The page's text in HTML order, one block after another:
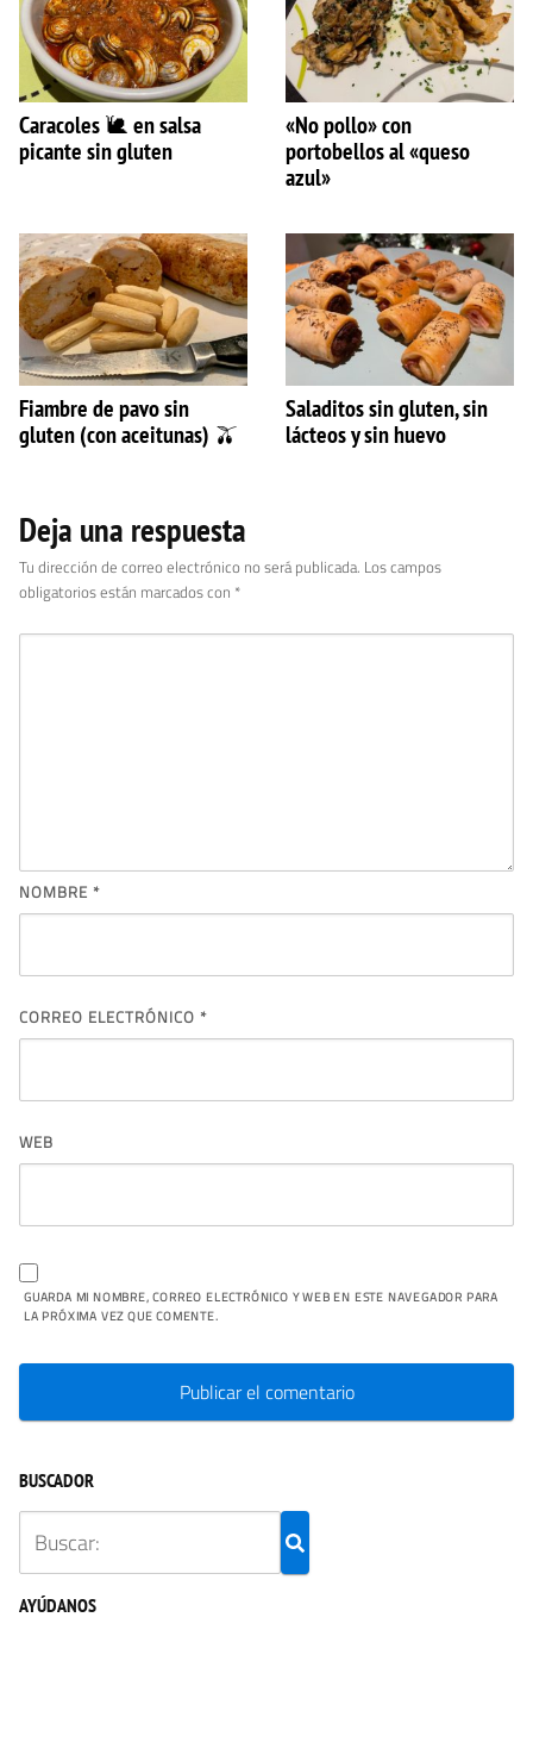
Caracoles 🐌 en salsa
picante sin gluten
«No pollo» con
portobellos al «queso
azul»
Fiambre de pavo sin
gluten (con aceitunas) 🫒
Saladitos sin gluten, sin
lácteos y sin huevo
Deja una respuesta
Tu dirección de correo electrónico no será publicada. Los campos
obligatorios están marcados con *
NOMBRE *
CORREO ELECTRÓNICO *
WEB
GUARDA MI NOMBRE, CORREO ELECTRÓNICO Y WEB EN ESTE NAVEGADOR PARA
LA PRÓXIMA VEZ QUE COMENTE.
BUSCADOR
AYÚDANOS